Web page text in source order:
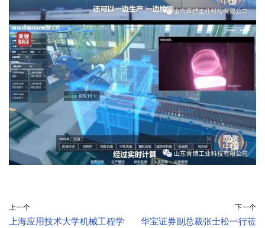
上一个
上海应用技术大学机械工程学
下一个
华宝证券副总裁张士松一行莅